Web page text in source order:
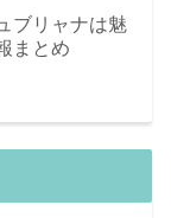
ブリャナは魅
まとめ